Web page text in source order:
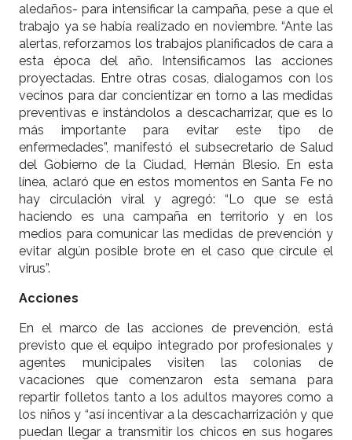
aledaños- para intensificar la campaña, pese a que el
trabajo ya se había realizado en noviembre. “Ante las
alertas, reforzamos los trabajos planificados de cara a
esta época del año. Intensificamos las acciones
proyectadas. Entre otras cosas, dialogamos con los
vecinos para dar concientizar en torno a las medidas
preventivas e instándolos a descacharrizar, que es lo
más importante para evitar este tipo de
enfermedades”, manifestó el subsecretario de Salud
del Gobierno de la Ciudad, Hernán Blesio. En esta
línea, aclaró que en estos momentos en Santa Fe no
hay circulación viral y agregó: “Lo que se está
haciendo es una campaña en territorio y en los
medios para comunicar las medidas de prevención y
evitar algún posible brote en el caso que circule el
virus”.
Acciones
En el marco de las acciones de prevención, está
previsto que el equipo integrado por profesionales y
agentes municipales visiten las colonias de
vacaciones que comenzaron esta semana para
repartir folletos tanto a los adultos mayores como a
los niños y “así incentivar a la descacharrización y que
puedan llegar a transmitir los chicos en sus hogares